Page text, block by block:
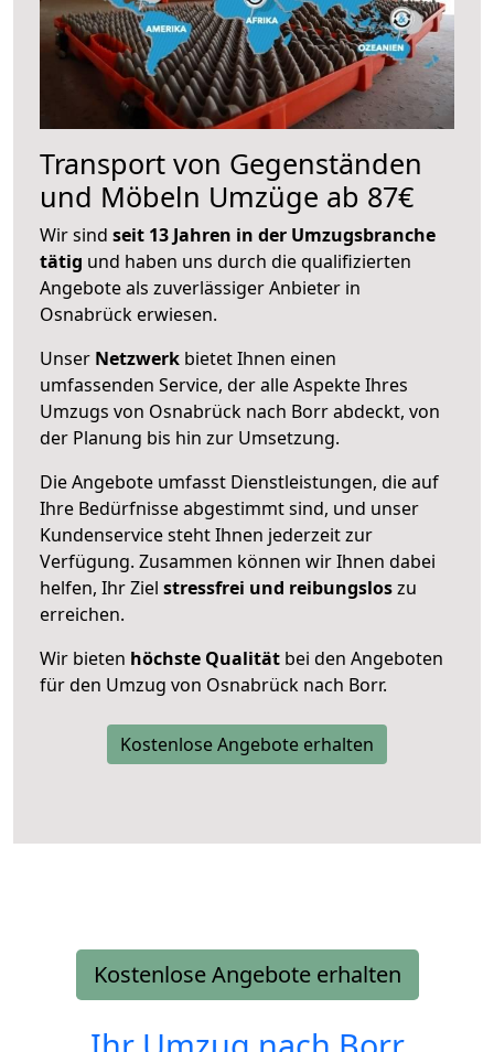
Transport von Gegenständen
und Möbeln Umzüge ab 87€
Wir sind seit 13 Jahren in der Umzugsbranche
tätig und haben uns durch die qualifizierten
Angebote als zuverlässiger Anbieter in
Osnabrück erwiesen.
Unser Netzwerk bietet Ihnen einen
umfassenden Service, der alle Aspekte Ihres
Umzugs von Osnabrück nach Borr abdeckt, von
der Planung bis hin zur Umsetzung.
Die Angebote umfasst Dienstleistungen, die auf
Ihre Bedürfnisse abgestimmt sind, und unser
Kundenservice steht Ihnen jederzeit zur
Verfügung. Zusammen können wir Ihnen dabei
helfen, Ihr Ziel stressfrei und reibungsloszu
erreichen.
Wir bieten höchste Qualität bei den Angeboten
für den Umzug von Osnabrück nach Borr.
Kostenlose Angebote erhalten
Kostenlose Angebote erhalten